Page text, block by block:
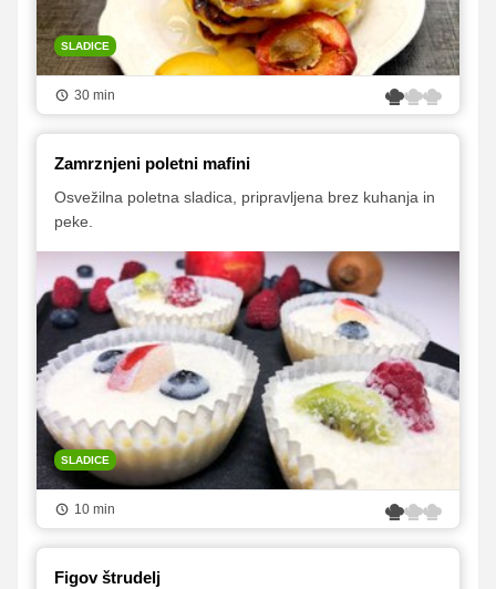
SLADICE
30 min
Zamrznjeni poletni mafini
Osvežilna poletna sladica, pripravljena brez kuhanja in
peke.
SLADICE
10 min
Figov štrudelj